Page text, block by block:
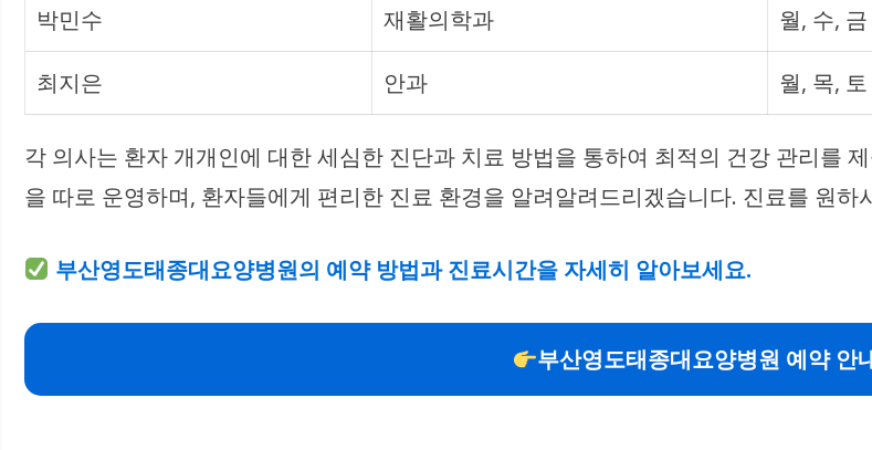
박민수 재활의학과 월, 수,
최지은 안과 월, 목,
각 의사는 환자 개개인에 대한 세심한 진단과 치료 방법을 통하여 최적의 건강 관리를
을 따로 운영하며, 환자들에게 편리한 진료 환경을 알려알려드리겠습니다. 진료를 원
부산영도태종대요양병원의 예약 방법과 진료시간을 자세히 알아보세요.
부산영도태종대요양병원 예약 안